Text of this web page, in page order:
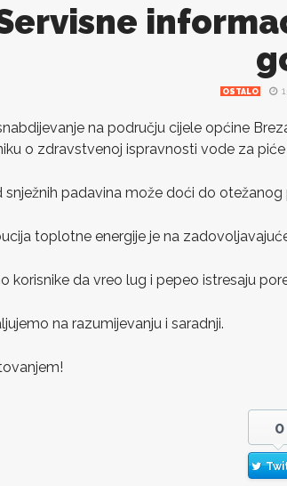
OSTALO
na području cijele općine
o zdravstvenoj ispravnosti vode za
snježnih padavina može doći do
toplotne energije je na
korisnike da vreo lug i pepeo istresaju
na razumijevanju i saradnji.
0